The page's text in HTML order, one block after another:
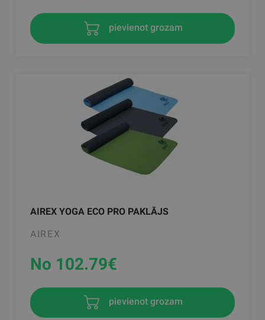
pievienot grozam
AIREX YOGA ECO PRO PAKLĀJS
AIREX
No 102.79€
pievienot grozam